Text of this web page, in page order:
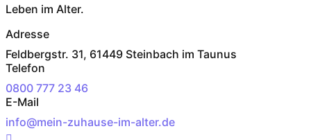
Leben im Alter.
Adresse
Feldbergstr. 31, 61449 Steinbach im Taunus
Telefon
0800 777 23 46
E-Mail
info@mein-zuhause-im-alter.de